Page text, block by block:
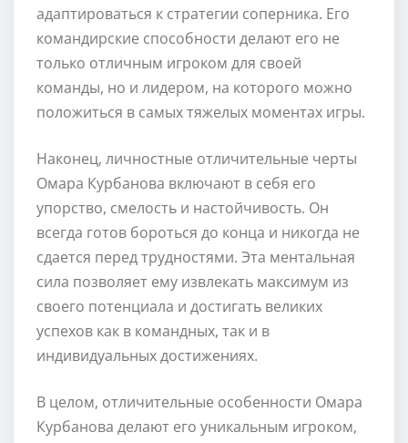
адаптироваться к стратегии соперника. Его
командирские способности делают его не
только отличным игроком для своей
команды, но и лидером, на которого можно
положиться в самых тяжелых моментах игры.
Наконец, личностные отличительные черты
Омара Курбанова включают в себя его
упорство, смелость и настойчивость. Он
всегда готов бороться до конца и никогда не
сдается перед трудностями. Эта ментальная
сила позволяет ему извлекать максимум из
своего потенциала и достигать великих
успехов как в командных, так и в
индивидуальных достижениях.
В целом, отличительные особенности Омара
Курбанова делают его уникальным игроком,